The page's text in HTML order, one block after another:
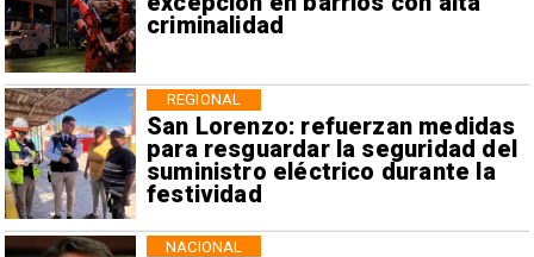
criminalidad
San Lorenzo: refuerzan medidas
para resguardar la seguridad del
suministro eléctrico durante la
festividad
REGIONAL
NACIONAL